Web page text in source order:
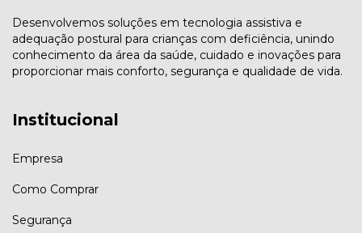
Desenvolvemos soluções em tecnologia assistiva e
adequação postural para crianças com deficiência, unindo
conhecimento da área da saúde, cuidado e inovações para
proporcionar mais conforto, segurança e qualidade de vida.
Institucional
Empresa
Como Comprar
Segurança